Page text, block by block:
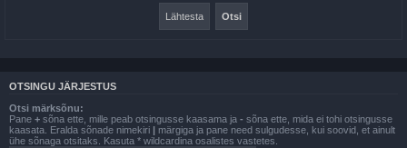
OTSINGU JÄRJESTUS
Otsi märksõnu:
Pane + sõna ette, mille peab otsingusse kaasama ja - sõna ette, mida ei tohi otsingusse
kaasata. Eralda sõnade nimekiri | märgiga ja pane need sulgudesse, kui soovid, et ainult
ühe sõnaga otsitaks. Kasuta * wildcardina osalistes vastetes.